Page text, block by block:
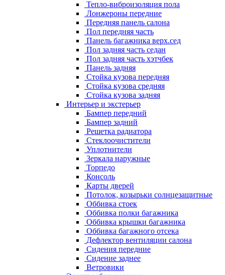
Тепло-виброизоляция пола
Лонжероны передние
Передняя панель салона
Пол передняя часть
Панель багажника верх.сед
Пол задняя часть седан
Пол задняя часть хэтчбек
Панель задняя
Стойка кузова передняя
Стойка кузова средняя
Стойка кузова задняя
Интерьер и экстерьер
Бампер передний
Бампер задний
Решетка радиатора
Стеклоочистители
Уплотнители
Зеркала наружные
Торпедо
Консоль
Карты дверей
Потолок, козырьки солнцезащитные
Оббивка стоек
Оббивка полки багажника
Оббивка крышки багажника
Оббивка багажного отсека
Дефлектор вентиляции салона
Сидения передние
Сидение заднее
Ветровики